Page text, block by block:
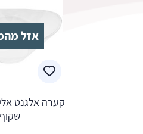
אזל
קערה אלגנט
שקוף